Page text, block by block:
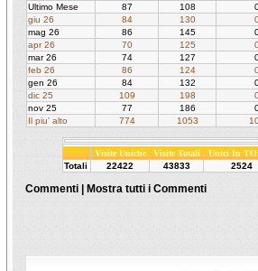
Ultimo Mese
87 108
giu 26
84 130
mag 26
86 145
apr 26
70 125
mar 26
74 127
feb 26
86 124
gen 26
84 132
dic 25
109 198
nov 25
77 186
Il piu' alto
774 1053
Visite Uniche Visite Totali
Unici In
Totali
22422 43833 2524
Commenti | Mostra tutti i Commenti